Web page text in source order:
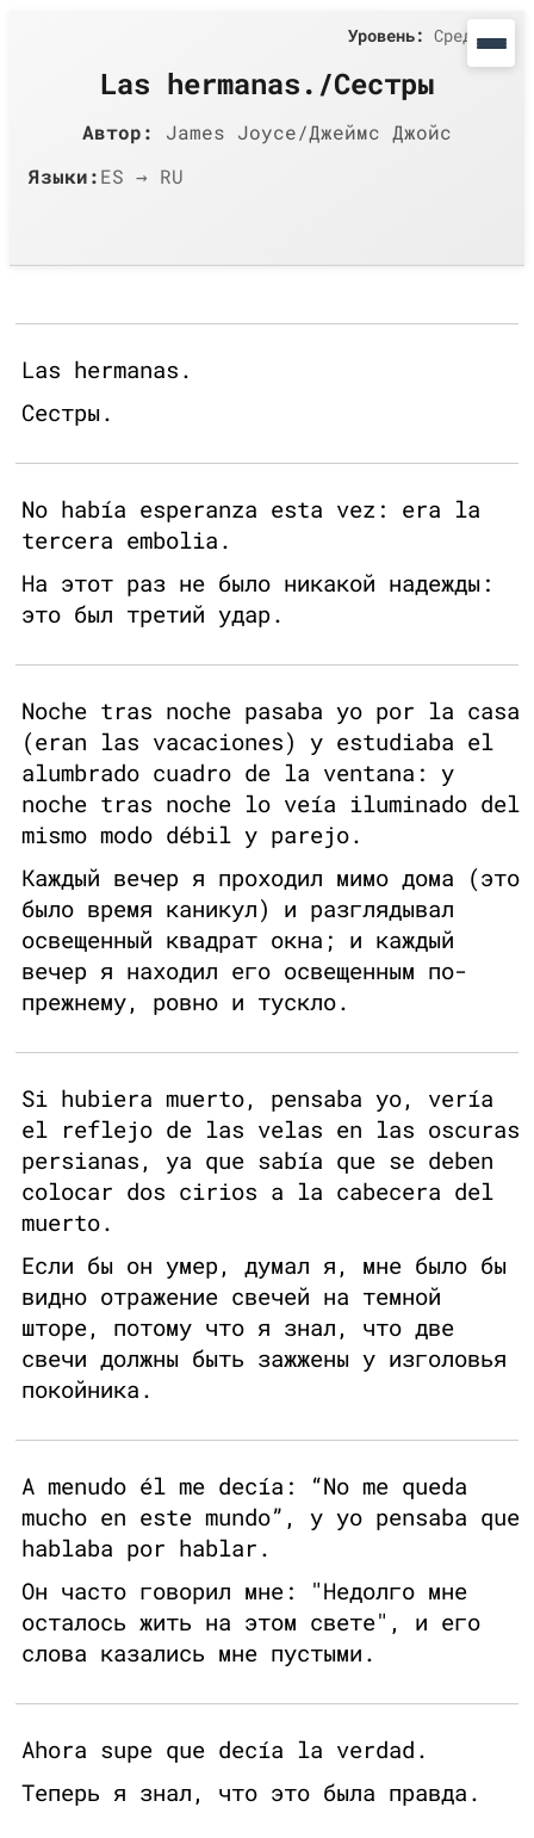
Las hermanas./Сестры
Автор:
James Joyce/Джеймс Джойс
Языки:ES → RU
Уровень: Средний
Las hermanas.
Сестры.
No había esperanza esta vez: era la
tercera embolia.
На этот раз не было никакой надежды:
это был третий удар.
Noche tras noche pasaba yo por la casa
(eran las vacaciones) y estudiaba el
alumbrado cuadro de la ventana: y
noche tras noche lo veía iluminado del
mismo modo débil y parejo.
Каждый вечер я проходил мимо дома (это
было время каникул) и разглядывал
освещенный квадрат окна; и каждый
вечер я находил его освещенным по-
прежнему, ровно и тускло.
Si hubiera muerto, pensaba yo, vería
el reflejo de las velas en las oscuras
persianas, ya que sabía que se deben
colocar dos cirios a la cabecera del
muerto.
Если бы он умер, думал я, мне было бы
видно отражение свечей на темной
шторе, потому что я знал, что две
свечи должны быть зажжены у изголовья
покойника.
A menudo él me decía: “No me queda
mucho en este mundo”, y yo pensaba que
hablaba por hablar.
Он часто говорил мне: "Недолго мне
осталось жить на этом свете", и его
слова казались мне пустыми.
Ahora supe que decía la verdad.
Теперь я знал, что это была правда.